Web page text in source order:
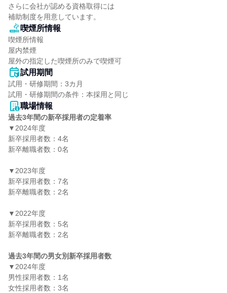
さらに会社が認める資格取得には
補助制度を用意しています。
喫煙所情報
喫煙所情報
屋内禁煙
屋外の指定した喫煙所のみで喫煙可
試用期間
試用・研修期間：3カ月
職場情報
過去3年間の新卒採用者の定着率
▼2024年度
新卒採用者数：4名
新卒離職者数：0名
▼2023年度
新卒採用者数：7名
新卒離職者数：2名
▼2022年度
新卒採用者数：5名
新卒離職者数：2名
過去3年間の男女別新卒採用者数
▼2024年度
男性採用者数：1名
女性採用者数：3名